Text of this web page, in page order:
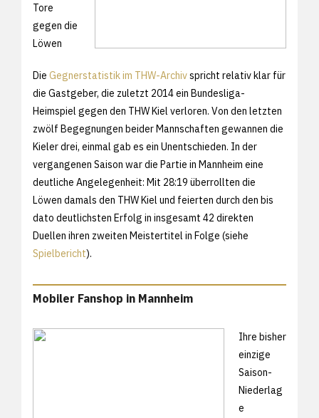
Tore
gegen die
Löwen
Die Gegnerstatistik im THW-Archivspricht relativ klar für
die Gastgeber, die zuletzt 2014 ein Bundesliga-
Heimspiel gegen den THW Kiel verloren. Von den letzten
zwölf Begegnungen beider Mannschaften gewannen die
Kieler drei, einmal gab es ein Unentschieden. In der
vergangenen Saison war die Partie in Mannheim eine
deutliche Angelegenheit: Mit 28:19 überrollten die
Löwen damals den THW Kiel und feierten durch den bis
dato deutlichsten Erfolg in insgesamt 42 direkten
Duellen ihren zweiten Meistertitel in Folge (siehe
Spielbericht).
Mobiler Fanshop in Mannheim
Ihre bisher
einzige
Saison-
Niederlag
e